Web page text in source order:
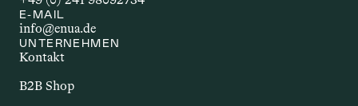
AUTOIMMUNERKR
ANKUNG
chronische Störungen, bei denen das
E-MAIL
info@enua.de
UNTERNEHMEN
Kontakt
B2B Shop